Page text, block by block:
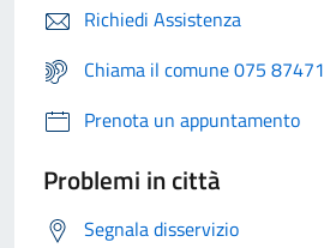
Richiedi Assistenza
Chiama il comune 075 87471
Prenota un appuntamento
Problemi in città
Segnala disservizio